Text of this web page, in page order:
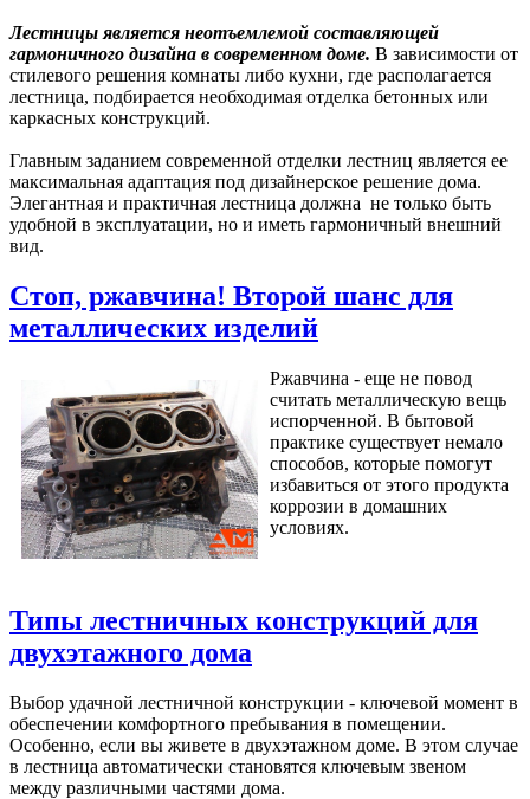
Лестницы является неотъемлемой составляющей
гармоничного дизайна в современном доме. В зависимости от
стилевого решения комнаты либо кухни, где располагается
лестница, подбирается необходимая отделка бетонных или
каркасных конструкций.
Главным заданием современной отделки лестниц является ее
максимальная адаптация под дизайнерское решение дома.
Элегантная и практичная лестница должна не только быть
удобной в эксплуатации, но и иметь гармоничный внешний
вид.
Стоп, ржавчина! Второй шанс для
металлических изделий
Ржавчина - еще не повод
считать металлическую вещь
испорченной. В бытовой
практике существует немало
способов, которые помогут
избавиться от этого продукта
коррозии в домашних
условиях.
Типы лестничных конструкций для
двухэтажного дома
Выбор удачной лестничной конструкции - ключевой момент в
обеспечении комфортного пребывания в помещении.
Особенно, если вы живете в двухэтажном доме. В этом случае
в лестница автоматически становятся ключевым звеном
между различными частями дома.